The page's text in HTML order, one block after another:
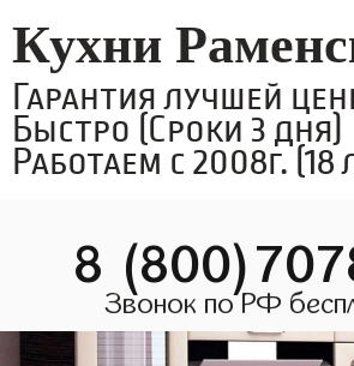
Кухни
Гарантия лучшей
Быстро (Сроки 3 дня)
Работаем с 2008г. (18
8
Звонок по РФ